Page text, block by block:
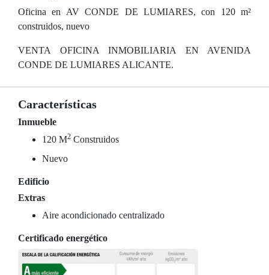
Oficina en AV CONDE DE LUMIARES, con 120 m²
construidos, nuevo
VENTA OFICINA INMOBILIARIA EN AVENIDA
CONDE DE LUMIARES ALICANTE.
Características
Inmueble
120 M2 Construidos
Nuevo
Edificio
Extras
Aire acondicionado centralizado
Certificado energético